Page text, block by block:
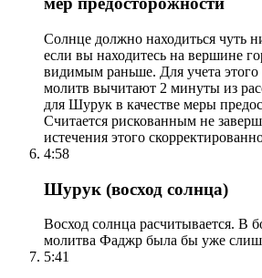
Солнце должно находиться чуть
если вы находитесь на вершине
видимым раньше. Для учета
молитв вычитают 2 минуты из
для Шурук в качестве меры
Считается рискованным не
истечения этого
4:58
Шурук (восход солнца)
Восход солнца расчитывается. В
молитва Фаджр была бы уже
5:41